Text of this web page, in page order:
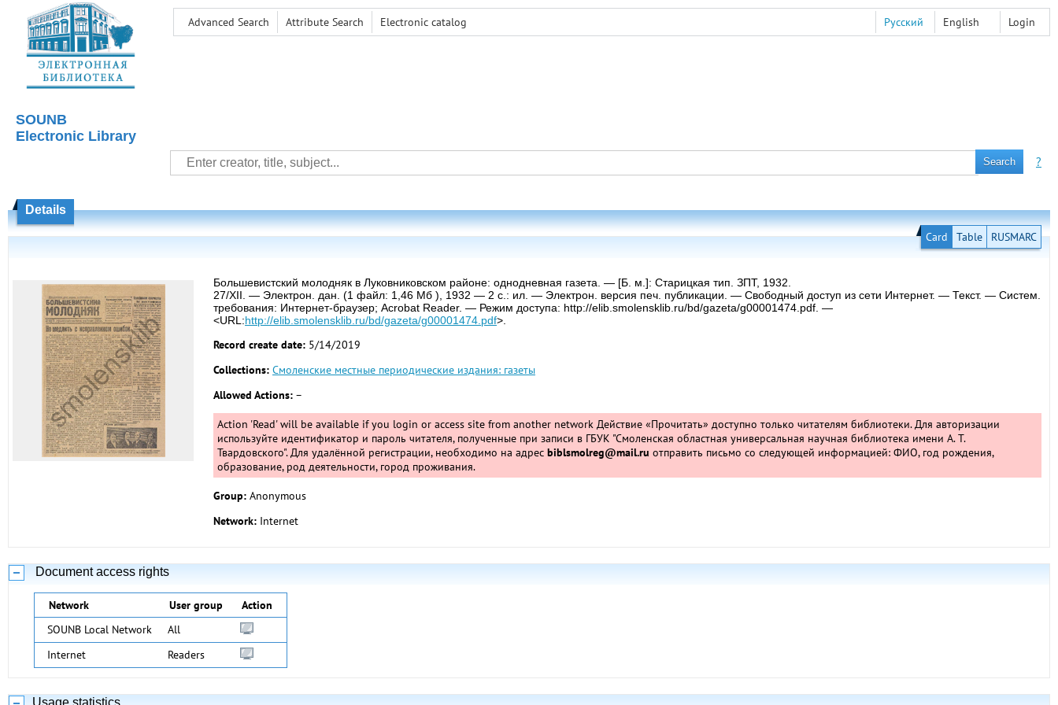
Advanced Search Attribute Search Electronic сatalog Login
Русский English
SOUNB
Electronic Library
?
Details
Card Table RUSMARC
Большевистский молодняк в Луковниковском районе: однодневная газета. — [Б. м.]: Старицкая тип. ЗПТ, 1932.
27/XII. — Электрон. дан. (1 файл: 1,46 Мб ), 1932 — 2 с.: ил. — Электрон. версия печ. публикации. — Свободный доступ из сети Интернет. — Текст. — Систем.
требования: Интернет-браузер; Acrobat Reader. — Режим доступа: http://elib.smolensklib.ru/bd/gazeta/g00001474.pdf. —
<URL:http://elib.smolensklib.ru/bd/gazeta/g00001474.pdf>.
Record create date: 5/14/2019
Collections: Смоленские местные периодические издания: газеты
Allowed Actions: –
Action 'Read' will be available if you login or access site from another network Действие «Прочитать» доступно только читателям библиотеки. Для авторизации
используйте идентификатор и пароль читателя, полученные при записи в ГБУК "Смоленская областная универсальная научная библиотека имени А. Т.
Твардовского". Для удалённой регистрации, необходимо на адрес biblsmolreg@mail.ru отправить письмо со следующей информацией: ФИО, год рождения,
образование, род деятельности, город проживания.
Group: Anonymous
Network: Internet
Document access rights
Network User group
Action
SOUNB Local Network
All
Internet
Readers
Usage statistics